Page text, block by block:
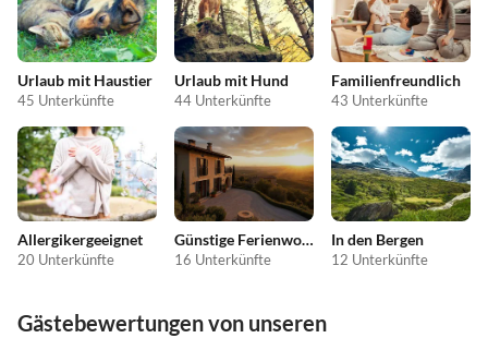
Urlaub mit Haustier
45 Unterkünfte
Urlaub mit Hund
44 Unterkünfte
Familienfreundlich
43 Unterkünfte
Allergikergeeignet
20 Unterkünfte
Günstige Ferienwohnungen
16 Unterkünfte
In den Bergen
12 Unterkünfte
Gästebewertungen von unseren